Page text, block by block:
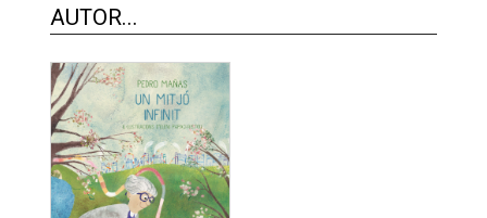
AUTOR...